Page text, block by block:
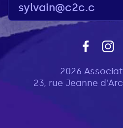
2026
23, rue Jeanne